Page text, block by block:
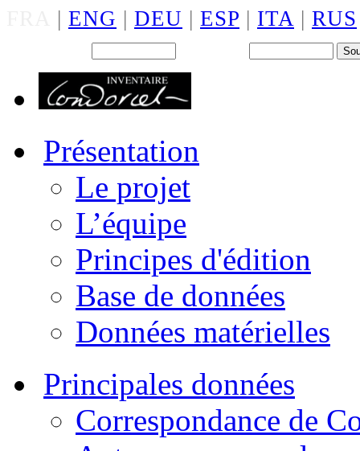
| ENG | DEU | ESP | ITA | RUS
Présentation
Le projet
L’équipe
Principes d'édition
Base de données
Données matérielles
Principales données
Correspondance de